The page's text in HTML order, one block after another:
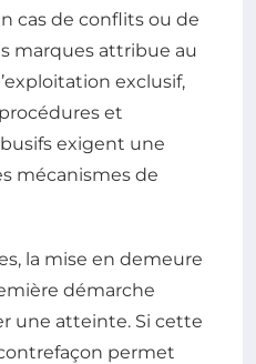
cas de conflits ou de
marques attribue au
exclusif,
et
exigent une
mécanismes de
la mise en demeure
démarche
une atteinte. Si cette
permet